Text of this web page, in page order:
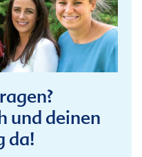
und deinen
da!